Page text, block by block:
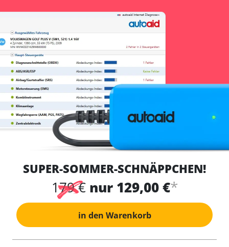
SUPER-SOMMER-SCHNÄPPCHEN!
179 € nur 129,00 €*
in den Warenkorb